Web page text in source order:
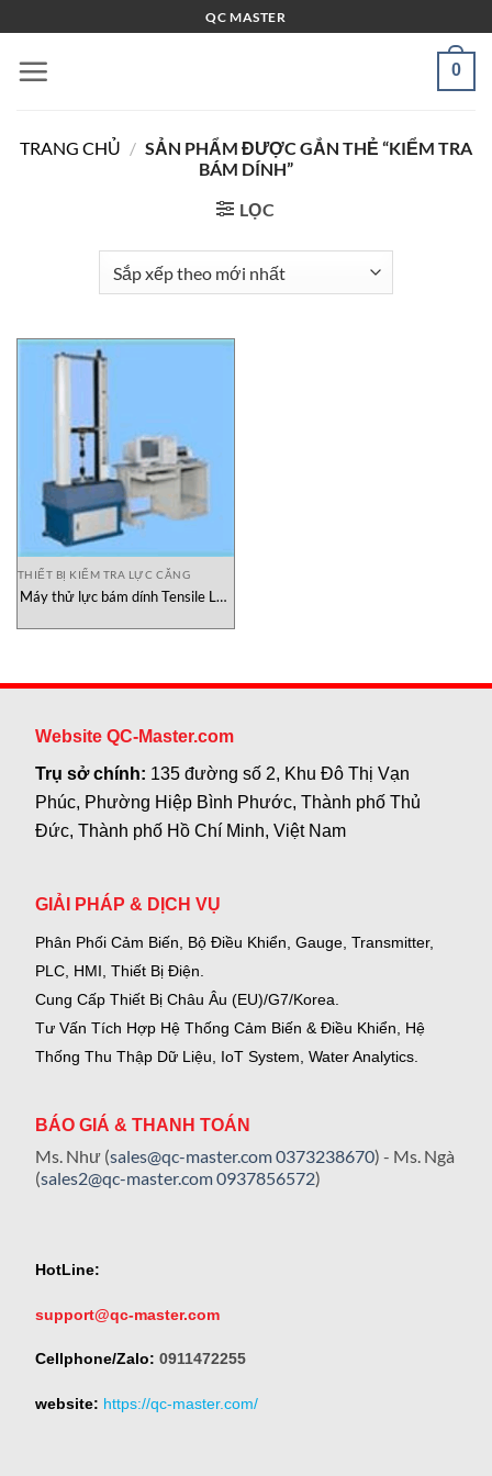
qua
nội
QC MASTER
0
TRANG CHỦ / SẢN PHẨM ĐƯỢC GẮN THẺ “KIỂM TRA
BÁM DÍNH”
LỌC
THIẾT BỊ KIỂM TRA LỰC CĂNG
Máy thử lực bám dính Tensile LK-
Website QC-Master.com
Trụ sở chính: 135 đường số 2, Khu Đô Thị Vạn
Phúc, Phường Hiệp Bình Phước, Thành phố Thủ
Đức, Thành phố Hồ Chí Minh, Việt Nam
GIẢI PHÁP & DỊCH VỤ
Phân Phối Cảm Biến, Bộ Điều Khiển, Gauge, Transmitter,
PLC, HMI, Thiết Bị Điện.
Cung Cấp Thiết Bị Châu Âu (EU)/G7/Korea.
Tư Vấn Tích Hợp Hệ Thống Cảm Biến & Điều Khiển, Hệ
Thống Thu Thập Dữ Liệu, IoT System, Water Analytics.
BÁO GIÁ & THANH TOÁN
Ms. Như (sales@qc-master.com0373238670) - Ms. Ngà
(sales2@qc-master.com0937856572)
HotLine:
support@qc-master.com
Cellphone/Zalo: 0911472255
website: https://qc-master.com/